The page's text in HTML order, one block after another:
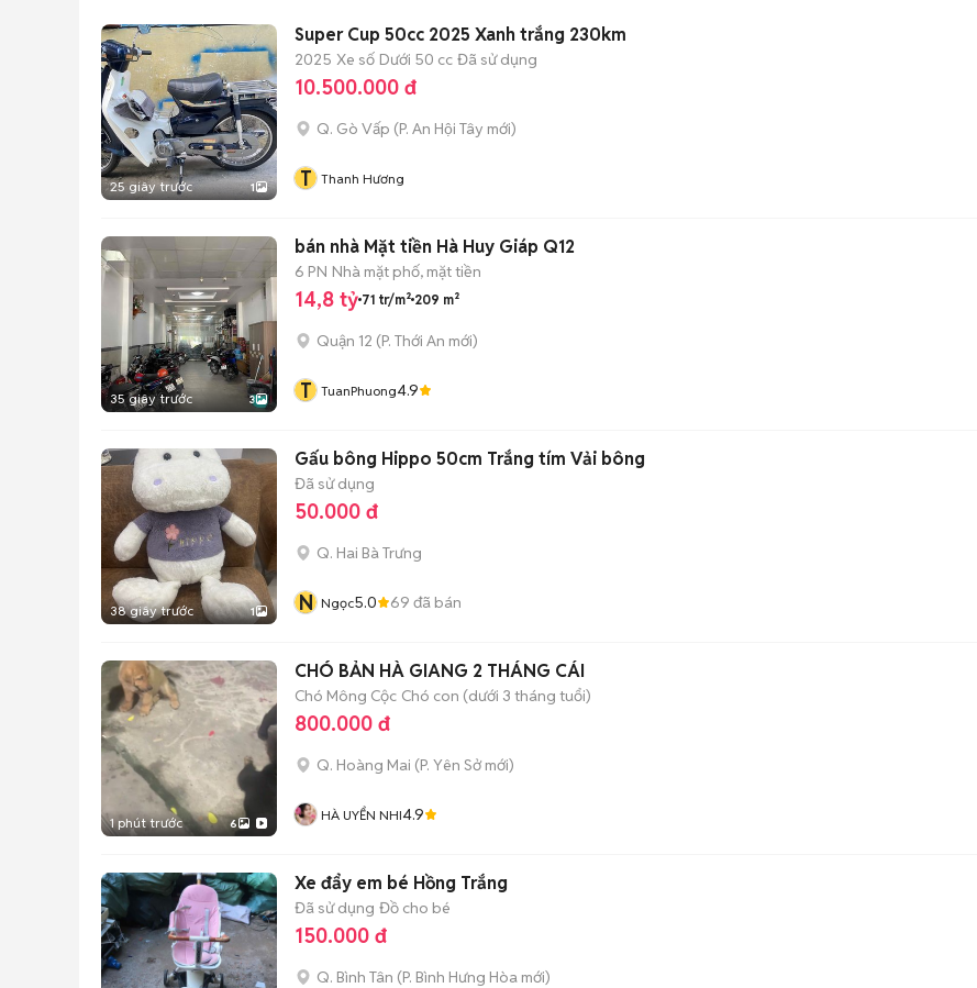
25 giây trước 1
Super Cup 50cc 2025 Xanh trắng 230km
2025 Xe số Dưới 50 cc Đã sử dụng
10.500.000 đ
Q. Gò Vấp (P. An Hội Tây mới)
T Thanh Hương
35 giây trước 3
bán nhà Mặt tiền Hà Huy Giáp Q12
6 PN Nhà mặt phố, mặt tiền
14,8 tỷ 71 tr/m² 209 m²
Quận 12 (P. Thới An mới)
T TuanPhuong4.9
38 giây trước 1
Gấu bông Hippo 50cm Trắng tím Vải bông
Đã sử dụng
50.000 đ
Q. Hai Bà Trưng
N Ngọc5.0 69 đã bán
1 phút trước 6
CHÓ BẢN HÀ GIANG 2 THÁNG CÁI
Chó Mông Cộc Chó con (dưới 3 tháng tuổi)
800.000 đ
Q. Hoàng Mai (P. Yên Sởmới)
HÀ UYỂN NHI4.9
Xe đẩy em bé Hồng Trắng
Đã sử dụng Đồ cho bé
150.000 đ
Q. Bình Tân (P. Bình Hưng Hòa mới)